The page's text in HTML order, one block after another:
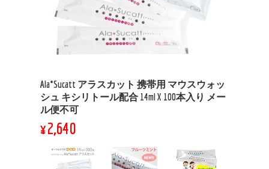
Ala*Sucatt アラスカット 携帯用 マウスウォッ
シュ キシリトール配合 14ml X 100本入り メー
ル便不可
¥2,640